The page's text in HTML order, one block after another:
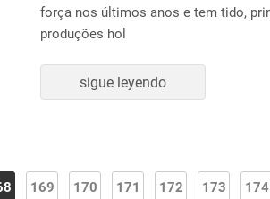
força nos últimos anos e tem tido,
produções hol
sigue leyendo
169 170 171 172 173 174